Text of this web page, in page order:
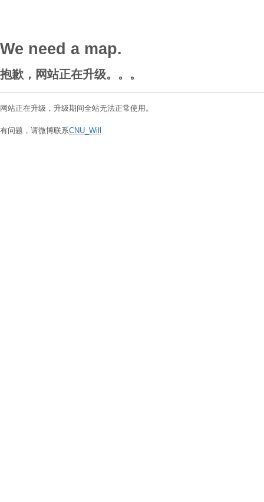
We need a map.
抱歉，网站正在升级。。。
网站正在升级，升级期间全站无法正常使用。
有问题，请微博联系CNU_Will